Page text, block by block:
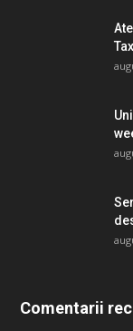
Comentarii